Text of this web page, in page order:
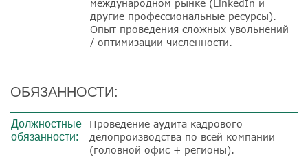
международном рынке (LinkedIn и
другие профессиональные ресурсы).
Опыт проведения сложных увольнений
/ оптимизации численности.
ОБЯЗАННОСТИ:
Должностные
обязанности:
Проведение аудита кадрового
делопроизводства по всей компании
(головной офис + регионы).